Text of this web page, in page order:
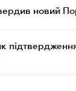
новий